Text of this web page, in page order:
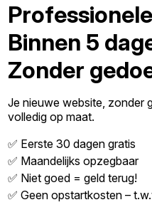
Binnen 5
Zonder
Je nieuwe website, zonder
volledig op maat.
✅ Eerste 30 dagen gratis
✅ Maandelijks opzegbaar
✅ Niet goed = geld terug!
✅ Geen opstartkosten –